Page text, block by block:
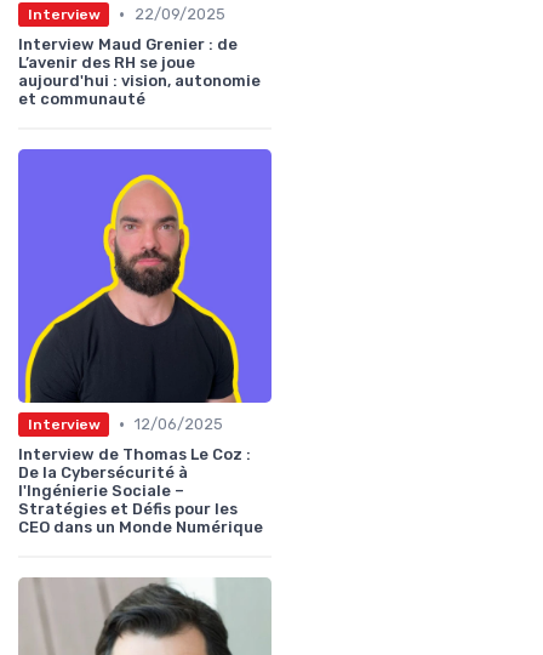
Interview •
22/09/2025
Interview Maud Grenier : de
L’avenir des RH se joue
aujourd'hui : vision, autonomie
et communauté
Interview • 12/06/2025
Interview de Thomas Le Coz :
De la Cybersécurité à
l'Ingénierie Sociale –
Stratégies et Défis pour les
CEO dans un Monde Numérique